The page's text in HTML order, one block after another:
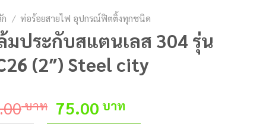
/ ท่อร้อยสายไฟ อุปกรณ์ฟิตติ้งทุกชนิด
มประกับสแตนเลส 304 รุ่น
(2″) Steel city
บาท Original
75.00 บาท